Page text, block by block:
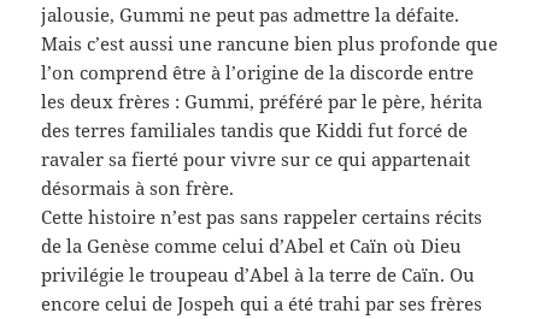
jalousie, Gummi ne peut pas admettre la défaite.
Mais c’est aussi une rancune bien plus profonde que
l’on comprend être à l’origine de la discorde entre
les deux frères : Gummi, préféré par le père, hérita
des terres familiales tandis que Kiddi fut forcé de
ravaler sa fierté pour vivre sur ce qui appartenait
désormais à son frère.
Cette histoire n’est pas sans rappeler certains récits
de la Genèse comme celui d’Abel et Caïn où Dieu
privilégie le troupeau d’Abel à la terre de Caïn. Ou
encore celui de Jospeh qui a été trahi par ses frères